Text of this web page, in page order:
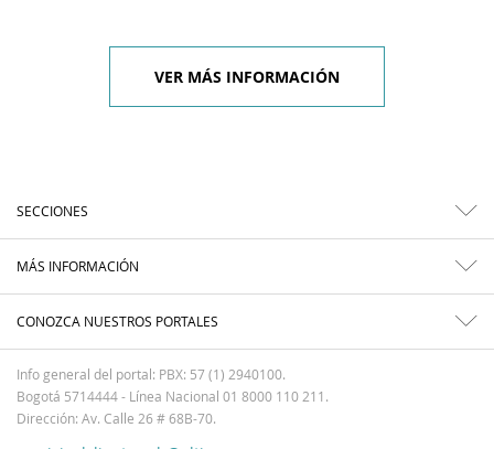
VER MÁS INFORMACIÓN
SECCIONES
MÁS INFORMACIÓN
CONOZCA NUESTROS PORTALES
Info general del portal: PBX: 57 (1) 2940100.
Bogotá 5714444 - Línea Nacional 01 8000 110 211.
Dirección: Av. Calle 26 # 68B-70.